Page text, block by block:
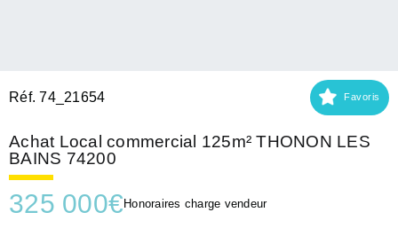
Réf. 74_21654 Favoris
Achat Local commercial 125m² THONON LES
BAINS 74200
325 000€ Honoraires charge vendeur